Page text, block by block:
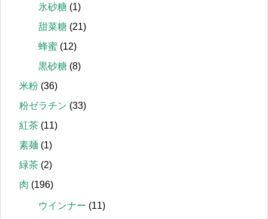
氷砂糖 (1)
甜菜糖 (21)
蜂蜜 (12)
黒砂糖 (8)
米粉 (36)
粉ゼラチン (33)
紅茶 (11)
素麺 (1)
緑茶 (2)
肉 (196)
ウインナー (11)